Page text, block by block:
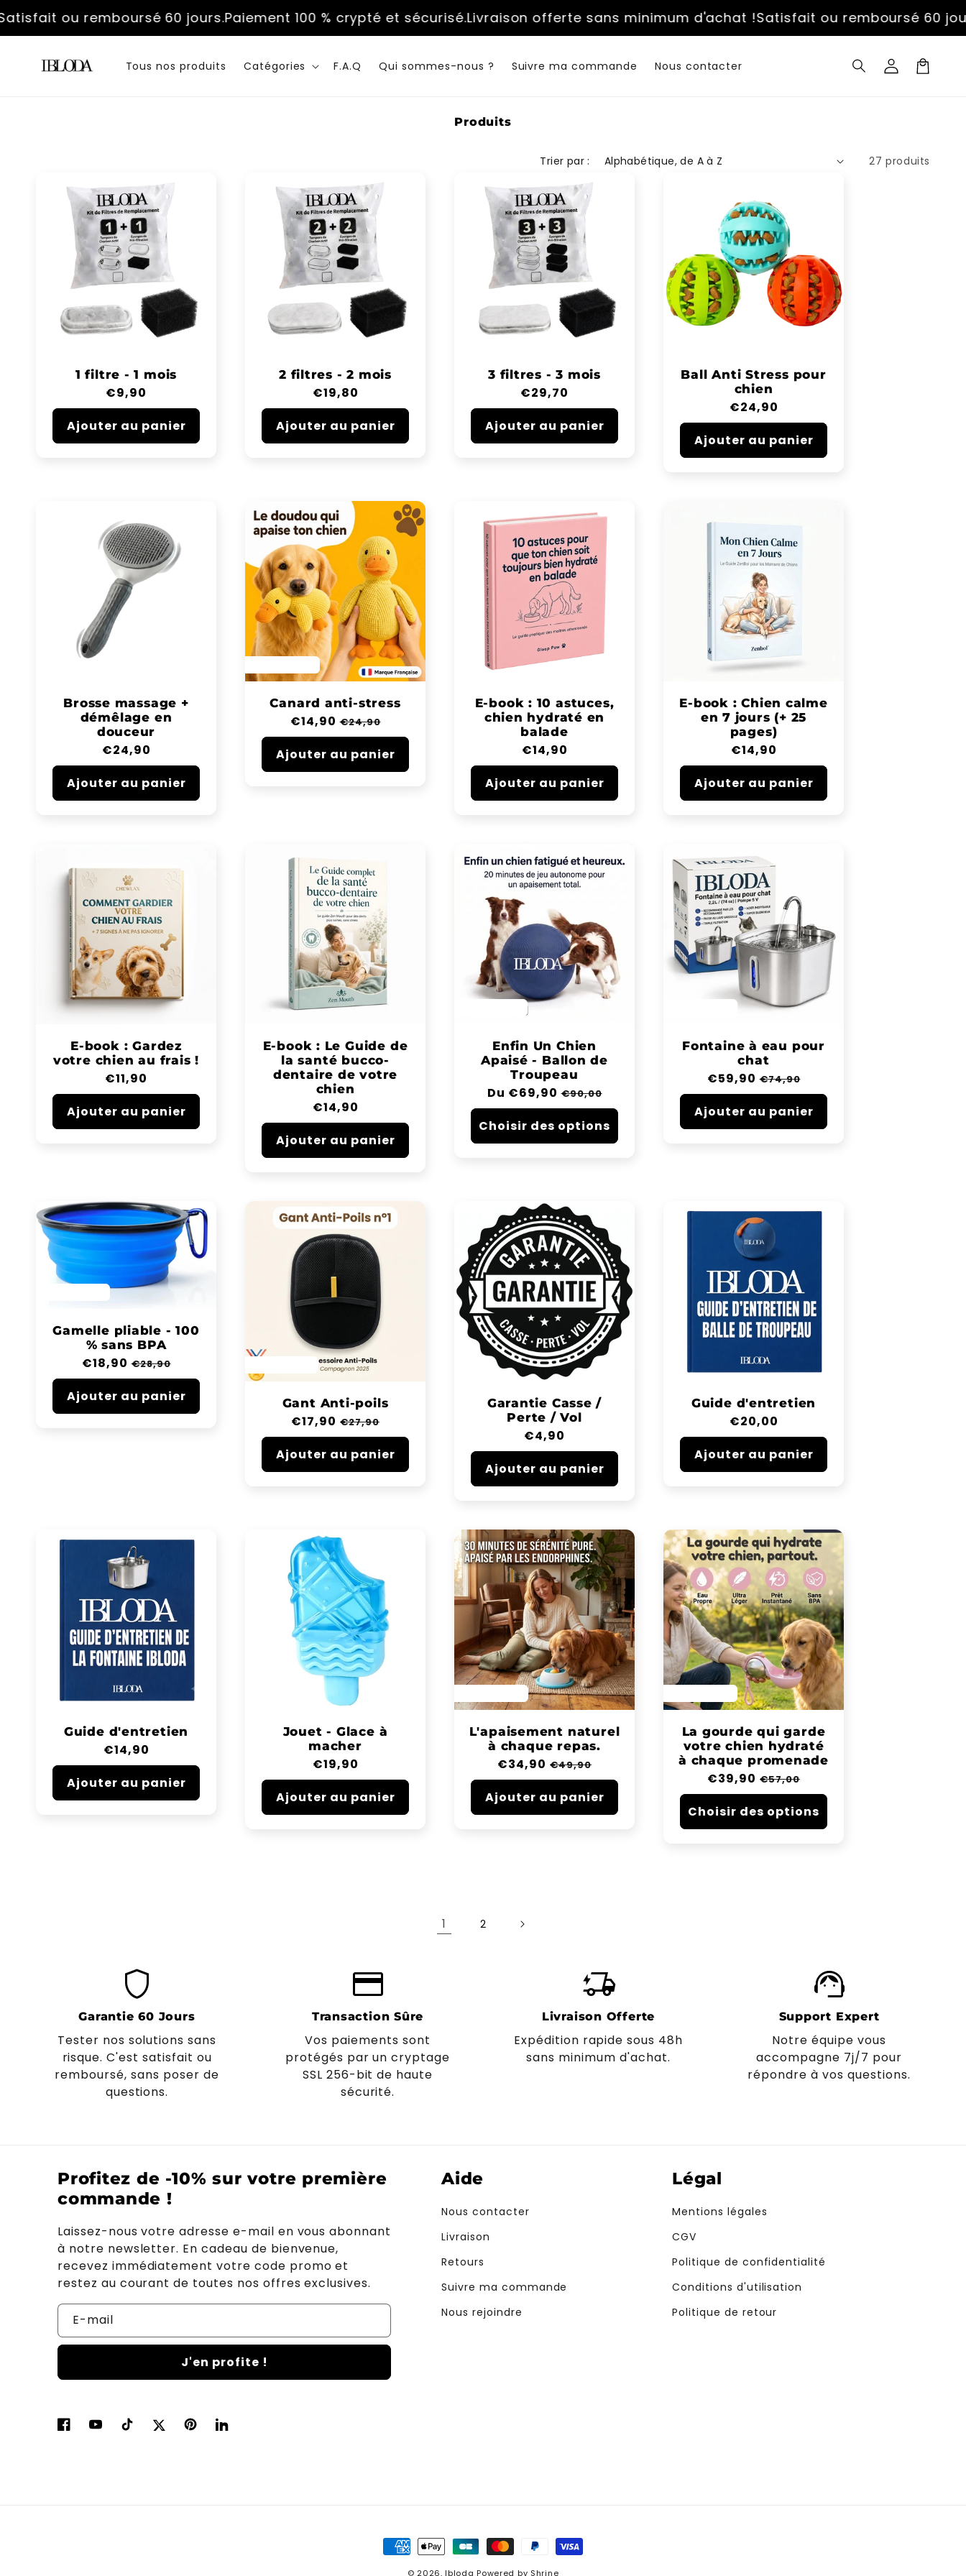
passer
ou remboursé 60 jours.Paiement 100 % crypté et sécurisé.Livraison offerte sans minimum d'achat !Satisfait ou remboursé 60 jours.
Tous nos produits Catégories F.A.Q Qui sommes-nous ? Suivre ma commande Nous contacter
Connexion
C
Produits
Trier par : 27 produits
1 filtre - 1 mois
Prix
habituel
€9,90
Ajouter au panier
2 filtres - 2 mois
Prix
habituel
€19,80
Ajouter au panier
3 filtres - 3 mois
Prix
habituel
€29,70
Ajouter au panier
Ball Anti Stress pour
chien
Prix
habituel
€24,90
Ajouter au panier
Brosse massage +
démêlage en
douceur
Prix
habituel
€24,90
Ajouter au panier
Canard anti-stress
Prix
habituel
€14,90 Prix
soldé
€24,90
Ajouter au panier
E-book : 10 astuces,
chien hydraté en
balade
Prix
habituel
€14,90
Ajouter au panier
E-book : Chien calme
en 7 jours (+ 25
pages)
Prix
habituel
€14,90
Ajouter au panier
E-book : Gardez
votre chien au frais !
Prix
habituel
€11,90
Ajouter au panier
E-book : Le Guide de
la santé bucco-
dentaire de votre
chien
Prix
habituel
€14,90
Ajouter au panier
Enfin Un Chien
Apaisé - Ballon de
Troupeau
Prix
habituel
Du €69,90 Prix
soldé
€90,00
Choisir des options
Fontaine à eau pour
chat
Prix
habituel
€59,90 Prix
soldé
€74,90
Ajouter au panier
Gamelle pliable - 100
% sans BPA
Prix
habituel
€18,90 Prix
soldé
€28,90
Ajouter au panier Gant Anti-poils
Prix
habituel
€17,90 Prix
soldé
€27,90
Ajouter au panier
Garantie Casse /
Perte / Vol
Prix
habituel
€4,90
Ajouter au panier
Guide d'entretien
Prix
habituel
€20,00
Ajouter au panier
Guide d'entretien
Prix
habituel
€14,90
Ajouter au panier
Jouet - Glace à
macher
Prix
habituel
€19,90
Ajouter au panier
L'apaisement naturel
à chaque repas.
Prix
habituel
€34,90 Prix
soldé
€49,90
Ajouter au panier
La gourde qui garde
votre chien hydraté
à chaque promenade
Prix
habituel
€39,90 Prix
soldé
€57,00
Choisir des options
1 2
shield
Garantie 60 Jours
Tester nos solutions sans
risque. C'est satisfait ou
remboursé, sans poser de
questions.
credit_card
Transaction Sûre
Vos paiements sont
protégés par un cryptage
SSL 256-bit de haute
sécurité.
delivery_truck_bolt
Livraison Offerte
Expédition rapide sous 48h
sans minimum d'achat.
support_agent
Support Expert
Notre équipe vous
accompagne 7j/7 pour
répondre à vos questions.
Profitez de -10% sur votre première
commande !
Laissez-nous votre adresse e-mail en vous abonnant
à notre newsletter. En cadeau de bienvenue,
recevez immédiatement votre code promo et
restez au courant de toutes nos offres exclusives.
E-mail
J'en profite !
Aide
Nous contacter
Livraison
Retours
Suivre ma commande
Nous rejoindre
Légal
Mentions légales
CGV
Politique de confidentialité
Conditions d'utilisation
Politique de retour
FacebookYouTubeTikTokTwitterPinterestLinkedIn
Moyens
© 2026, Ibloda Powered by Shrine